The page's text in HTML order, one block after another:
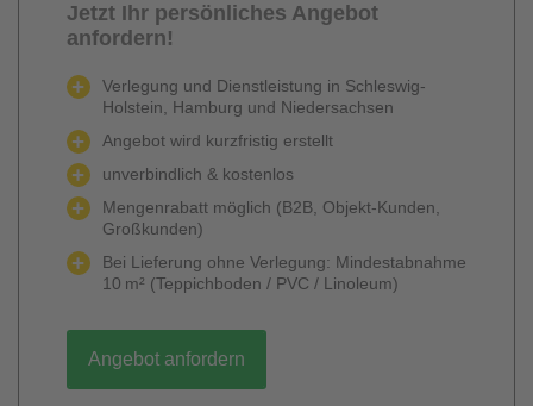
Jetzt Ihr persönliches Angebot
anfordern!
Verlegung und Dienstleistung in Schleswig-
Holstein, Hamburg und Niedersachsen
Angebot wird kurzfristig erstellt
unverbindlich & kostenlos
Mengenrabatt möglich (B2B, Objekt-Kunden,
Großkunden)
Bei Lieferung ohne Verlegung: Mindestabnahme
10 m² (Teppichboden / PVC / Linoleum)
Angebot anfordern